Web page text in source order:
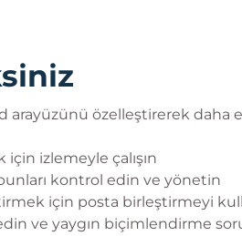
arayüzünü özelleştirerek daha
izlemeyle çalışın
kontrol edin ve yönetin
için posta birleştirmeyi
ve yaygın biçimlendirme